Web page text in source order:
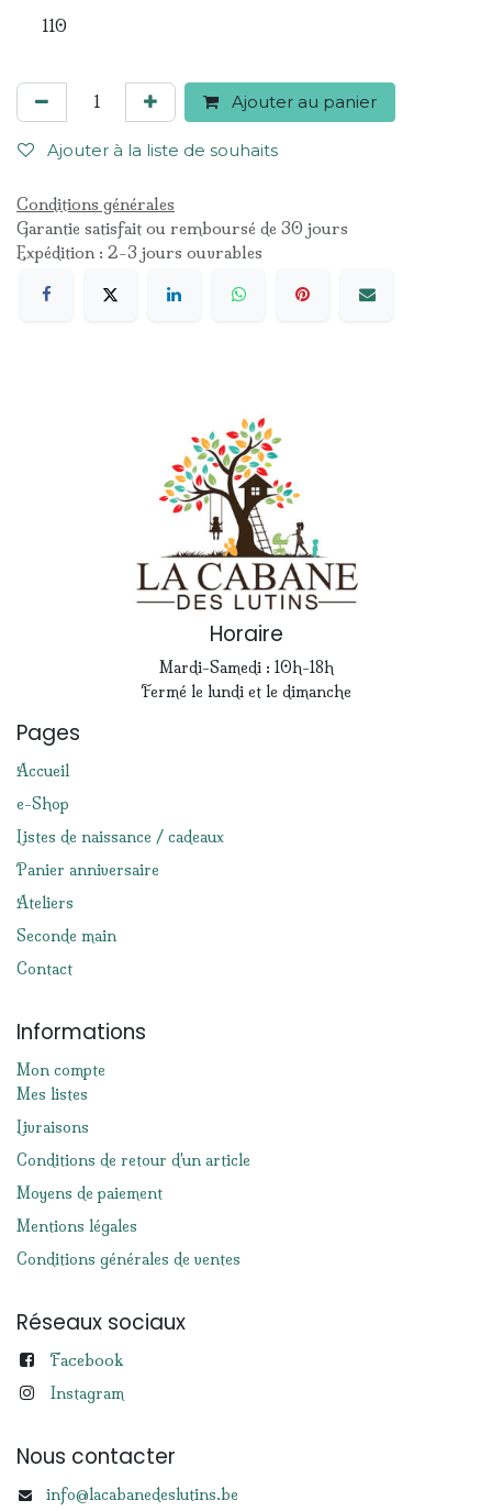
110
Ajouter au panier
Ajouter à la liste de souhaits
Conditions générales
Garantie satisfait ou remboursé de 30 jours
Expédition : 2-3 jours ouvrables
Horaire
Mardi-Samedi : 10h-18h
Fermé le lundi et le dimanche
Pages
Accueil
e-Shop
Listes de naissance / cadeaux
Panier anniversaire
Ateliers
Seconde main
Contact
Informations
Mon compte
Mes listes
Livraisons
Conditions de retour d'un article
Moyens de paiement
Mentions légales
Conditions générales de ventes
Réseaux sociaux
Facebook
Instagram
Nous contacter
info@lacabanedeslutins.be